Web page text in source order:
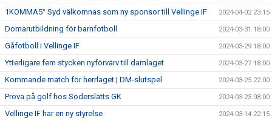
1KOMMA5° Syd välkomnas som ny sponsor till Vellinge IF 2024-04-02 23:15
Domarutbildning för barnfotboll 2024-03-31 18:00
Gåfotboll i Vellinge IF 2024-03-29 18:00
Ytterligare fem stycken nyförvärv till damlaget 2024-03-27 18:00
Kommande match för herrlaget | DM-slutspel 2024-03-25 22:00
Prova på golf hos Söderslätts GK 2024-03-23 08:00
Vellinge IF har en ny styrelse 2024-03-14 22:15